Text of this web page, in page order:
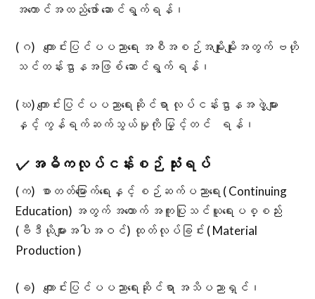
အကောင်အထည်ဖော် ဆောင်ရွက်ရန်၊
(ဂ) ကျောင်းပြင်ပပညာရေး အစီအစဉ်အမျိုးမျိုးအတွက် ဗဟို
သင်တန်းဌာနအဖြစ် ဆောင်ရွက် ရန်၊
(ဃ) ကျောင်းပြင်ပပညာရေးဆိုင်ရာ လုပ်ငန်းဌာနအဖွဲ့များ
နှင့် ကွန်ရက်ဆက်သွယ်မှုကို မြှင့်တင် ရန်၊
✓ အဓိကလုပ်ငန်းစဉ် သုံးရပ်
(က) စာတတ်မြောက်ရေးနှင့် စဉ်ဆက်ပညာရေး ( Continuing
Education) အတွက် အထောက် အကူပြုသင်ယူရေးပစ္စည်း
(ဗီဒီယိုများအပါအဝင်) ထုတ်လုပ်ခြင်း ( Material
Production )
(ခ) ကျောင်းပြင်ပပညာရေးဆိုင်ရာ အသိပညာရှင်၊